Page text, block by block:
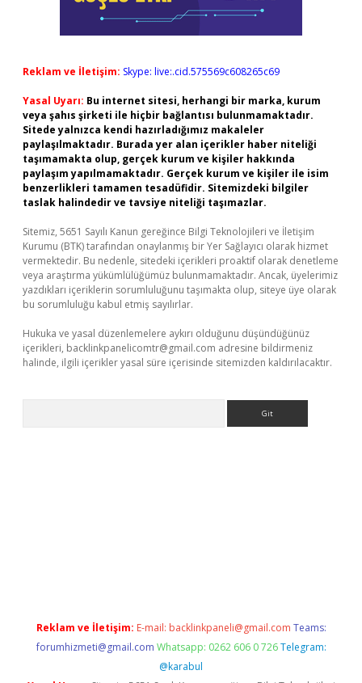
Reklam ve İletişim: Skype: live:.cid.575569c608265c69
Yasal Uyarı: Bu internet sitesi, herhangi bir marka, kurum
veya şahıs şirketi ile hiçbir bağlantısı bulunmamaktadır.
Sitede yalnızca kendi hazırladığımız makaleler
paylaşılmaktadır. Burada yer alan içerikler haber niteliği
taşımamakta olup, gerçek kurum ve kişiler hakkında
paylaşım yapılmamaktadır. Gerçek kurum ve kişiler ile isim
benzerlikleri tamamen tesadüfidir. Sitemizdeki bilgiler
taslak halindedir ve tavsiye niteliği taşımazlar.
Sitemiz, 5651 Sayılı Kanun gereğince Bilgi Teknolojileri ve İletişim
Kurumu (BTK) tarafından onaylanmış bir Yer Sağlayıcı olarak hizmet
vermektedir. Bu nedenle, sitedeki içerikleri proaktif olarak denetleme
veya araştırma yükümlülüğümüz bulunmamaktadır. Ancak, üyelerimiz
yazdıkları içeriklerin sorumluluğunu taşımakta olup, siteye üye olarak
bu sorumluluğu kabul etmiş sayılırlar.
Hukuka ve yasal düzenlemelere aykırı olduğunu düşündüğünüz
içerikleri, backlinkpanelicomtr@gmail.com adresine bildirmeniz
halinde, ilgili içerikler yasal süre içerisinde sitemizden kaldırılacaktır.
Reklam ve İletişim: E-mail: backlinkpaneli@gmail.com Teams:
forumhizmeti@gmail.com Whatsapp: 0262 606 0 726 Telegram:
@karabul